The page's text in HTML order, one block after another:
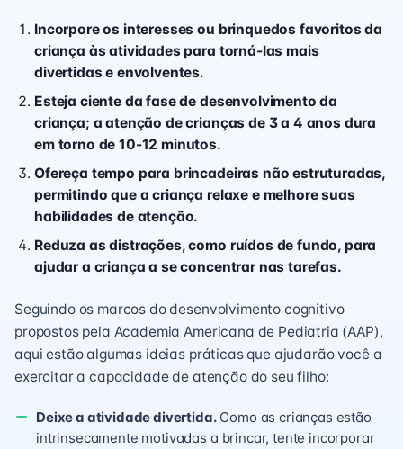
Incorpore os interesses ou brinquedos favoritos da
criança às atividades para torná-las mais
divertidas e envolventes.
Esteja ciente da fase de desenvolvimento da
criança; a atenção de crianças de 3 a 4 anos dura
em torno de 10-12 minutos.
Ofereça tempo para brincadeiras não estruturadas,
permitindo que a criança relaxe e melhore suas
habilidades de atenção.
Reduza as distrações, como ruídos de fundo, para
ajudar a criança a se concentrar nas tarefas.
Seguindo os marcos do desenvolvimento cognitivo
propostos pela Academia Americana de Pediatria (AAP),
aqui estão algumas ideias práticas que ajudarão você a
exercitar a capacidade de atenção do seu filho:
Deixe a atividade divertida.Como as crianças estão
intrinsecamente motivadas a brincar, tente incorporar